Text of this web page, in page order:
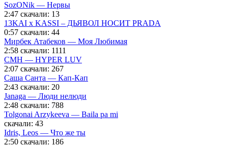
SozONik — Нервы
2:47 скачали: 13
13KAI x KASSI – ДЬЯВОЛ НОСИТ PRADA
0:57 скачали: 44
Мирбек Атабеков — Моя Любимая
2:58 скачали: 1111
CMH — HYPER LUV
2:07 скачали: 267
Саша Санта — Кап-Кап
2:43 скачали: 20
Janaga — Люди нелюди
2:48 скачали: 788
Tolgonai Arzykeeva — Baila pa mi
скачали: 43
Idris, Leos — Что же ты
2:50 скачали: 186